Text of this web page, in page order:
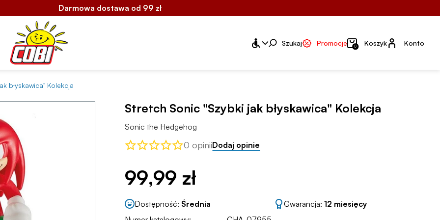
Darmowa dostawa od 99 zł
Szukaj Promocje 0 KoszykKonto
Konto
błyskawica" Kolekcja
Stretch Sonic "Szybki jak błyskawica" Kolekcja
Sonic the Hedgehog
0 opiniiDodaj opinie
99,99 zł
Dostępność: Średnia Gwarancja: 12 miesięcy